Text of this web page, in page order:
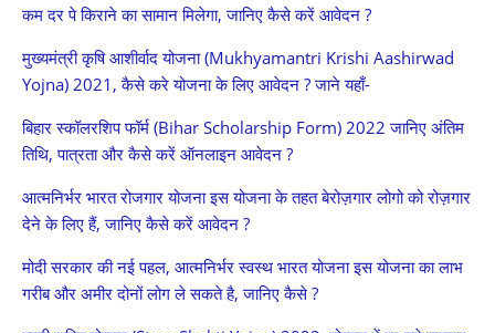
कम दर पे किराने का सामान मिलेगा, जानिए कैसे करें आवेदन ?
मुख्यमंत्री कृषि आशीर्वाद योजना (Mukhyamantri Krishi Aashirwad
Yojna) 2021, कैसे करे योजना के लिए आवेदन ? जाने यहाँ-
बिहार स्कॉलरशिप फॉर्म (Bihar Scholarship Form) 2022 जानिए अंतिम
तिथि, पात्रता और कैसे करें ऑनलाइन आवेदन ?
आत्मनिर्भर भारत रोजगार योजना इस योजना के तहत बेरोज़गार लोगो को रोज़गार
देने के लिए हैं, जानिए कैसे करें आवेदन ?
मोदी सरकार की नई पहल, आत्मनिर्भर स्वस्थ भारत योजना इस योजना का लाभ
गरीब और अमीर दोनों लोग ले सकते है, जानिए कैसे ?